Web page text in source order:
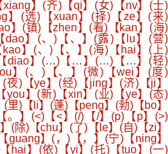
】(齐)【qi】(女)【nv】(士)
】(选)【xuan】(择)【ze】(来)
】(镇)【zhen】(看)【kan】(海)
dao】(、)【、】(露)【lu】(营)
kao】(、)【、】(海)【hai】(上)
【diao】(…)【…】(…)【…】(轻)
】(、)【、】(微)【wei】(度)
夜)【ye】(经)【jing】(济)【ji】
you】(新)【xin】(业)【ye】(态)
里)【li】(蓬)【peng】(勃)【bo】
。】(<)【<】(/)【/】(p)【p】(>)
(除)【chu】(了)【le】(自)【zi】
guang】(，)【，】(宁)【ning】
hai】(依)【yi】(托)【tuo】(一)